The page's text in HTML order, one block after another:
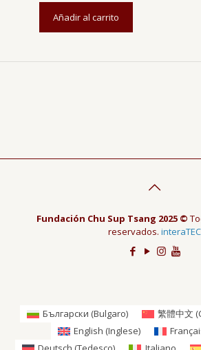
Añadir al carrito
Fundación Chu Sup Tsang 2025 ©
reservados. interaTEC
Български (Bulgaro) 繁體中文 (
English (Inglese)